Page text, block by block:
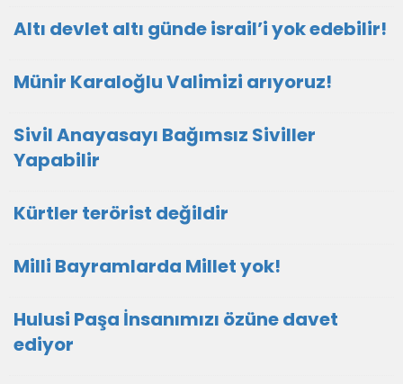
Altı devlet altı günde israil’i yok edebilir!
Münir Karaloğlu Valimizi arıyoruz!
Sivil Anayasayı Bağımsız Siviller
Yapabilir
Kürtler terörist değildir
Milli Bayramlarda Millet yok!
Hulusi Paşa İnsanımızı özüne davet
ediyor